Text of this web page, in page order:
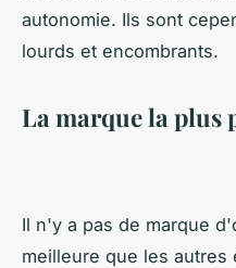
autonomie. Ils sont
lourds et encombrants.
La marque la plus
Il n'y a pas de marque
meilleure que les autres